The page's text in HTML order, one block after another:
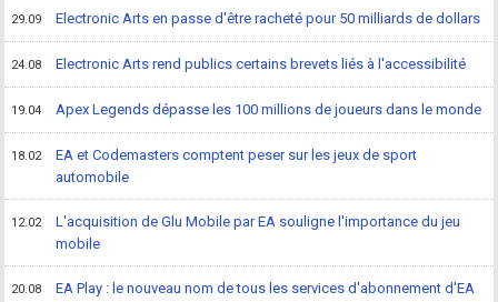
29.09 Electronic Arts en passe d'être racheté pour 50 milliards de dollars
24.08 Electronic Arts rend publics certains brevets liés à l'accessibilité
19.04 Apex Legends dépasse les 100 millions de joueurs dans le monde
18.02
EA et Codemasters comptent peser sur les jeux de sport
automobile
12.02
L'acquisition de Glu Mobile par EA souligne l'importance du jeu
mobile
20.08 EA Play : le nouveau nom de tous les services d'abonnement d'EA